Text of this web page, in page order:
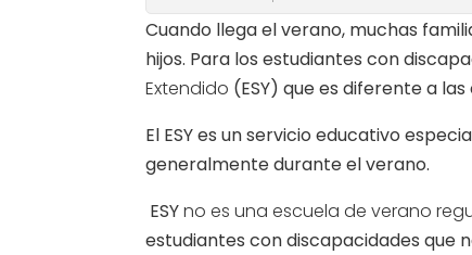
Cuando llega el verano, muchas
hijos. Para los estudiantes con
Extendido (ESY) que es diferente a
El ESY es un servicio educativo
generalmente durante el verano.
ESYno es una escuela de verano
estudiantes con discapacidades